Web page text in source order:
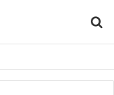
尋